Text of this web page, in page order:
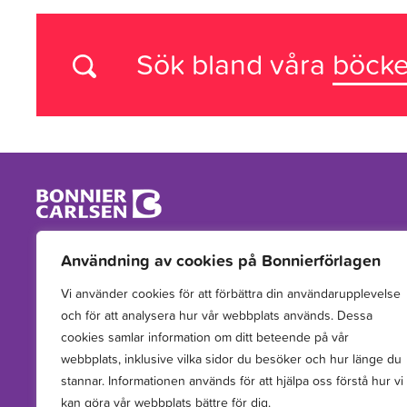
Användning av cookies på Bonnierförlagen
Vi använder cookies för att förbättra din användarupplevelse
och för att analysera hur vår webbplats används. Dessa
cookies samlar information om ditt beteende på vår
webbplats, inklusive vilka sidor du besöker och hur länge du
stannar. Informationen används för att hjälpa oss förstå hur vi
kan göra vår webbplats bättre för dig.
Sök bland våra
Vi arbetar med att hitta, utveckla, publicera och sprida
berättelser för barn och unga.